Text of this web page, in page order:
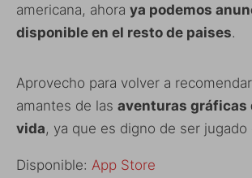
americana, ahora ya podemos
disponible en el resto de paises.
Aprovecho para volver a
amantes de las aventuras gráficas
vida, ya que es digno de ser jugado
Disponible: App Store